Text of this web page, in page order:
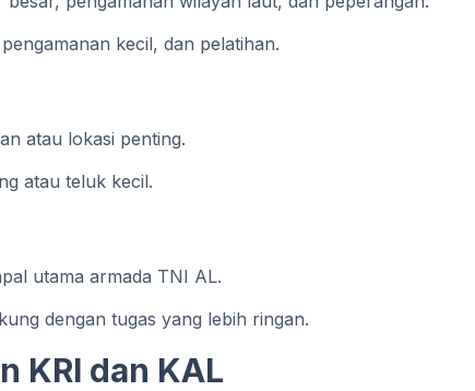
kecil, dan pelatihan.
atau lokasi penting.
atau teluk kecil.
utama armada TNI AL.
dengan tugas yang lebih ringan.
KRI dan KAL